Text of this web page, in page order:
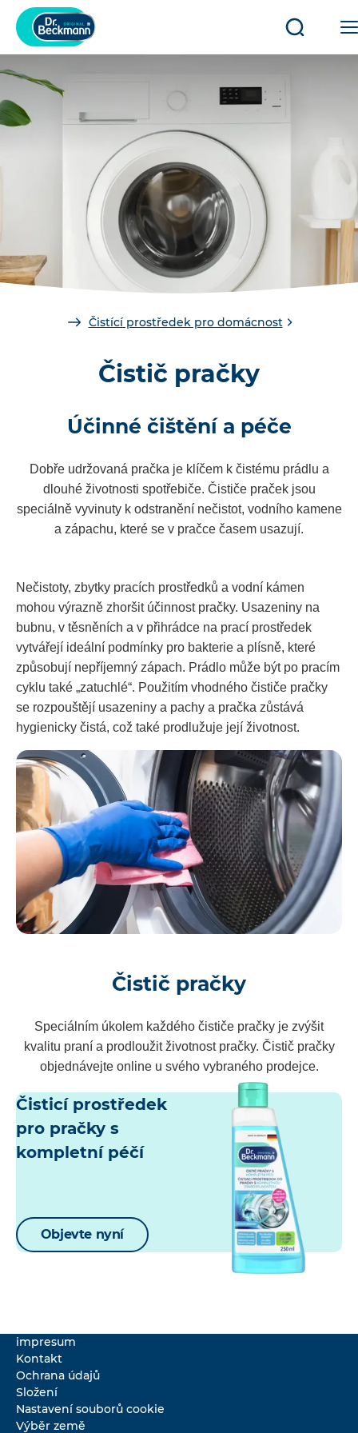
Otevřít/
Čistící prostředek pro domácnost
Čistič pračky
Účinné čištění a péče
Dobře udržovaná pračka je klíčem k čistému prádlu a
dlouhé životnosti spotřebiče. Čističe praček jsou
speciálně vyvinuty k odstranění nečistot, vodního kamene
a zápachu, které se v pračce časem usazují.
Nečistoty, zbytky pracích prostředků a vodní kámen
mohou výrazně zhoršit účinnost pračky. Usazeniny na
bubnu, v těsněních a v přihrádce na prací prostředek
vytvářejí ideální podmínky pro bakterie a plísně, které
způsobují nepříjemný zápach. Prádlo může být po pracím
cyklu také „zatuchlé“. Použitím vhodného čističe pračky
se rozpouštějí usazeniny a pachy a pračka zůstává
hygienicky čistá, což také prodlužuje její životnost.
Čistič pračky
Speciálním úkolem každého čističe pračky je zvýšit
kvalitu praní a prodloužit životnost pračky. Čistič pračky
objednávejte online u svého vybraného prodejce.
Čisticí prostředek
pro pračky s
kompletní péčí
Objevte nyní
impresum
Kontakt
Ochrana údajů
Složení
Nastavení souborů cookie
Výběr země